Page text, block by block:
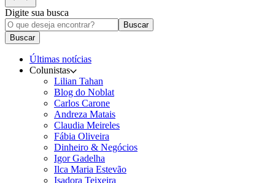
Digite sua busca
Buscar
Buscar
Últimas notícias
Colunistas
Lilian Tahan
Blog do Noblat
Carlos Carone
Andreza Matais
Claudia Meireles
Fábia Oliveira
Dinheiro & Negócios
Igor Gadelha
Ilca Maria Estevão
Isadora Teixeira